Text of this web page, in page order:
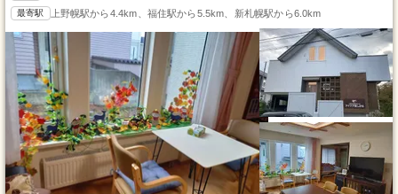
最寄駅 上野幌駅から4.4km、福住駅から5.5km、新札幌駅から6.0km